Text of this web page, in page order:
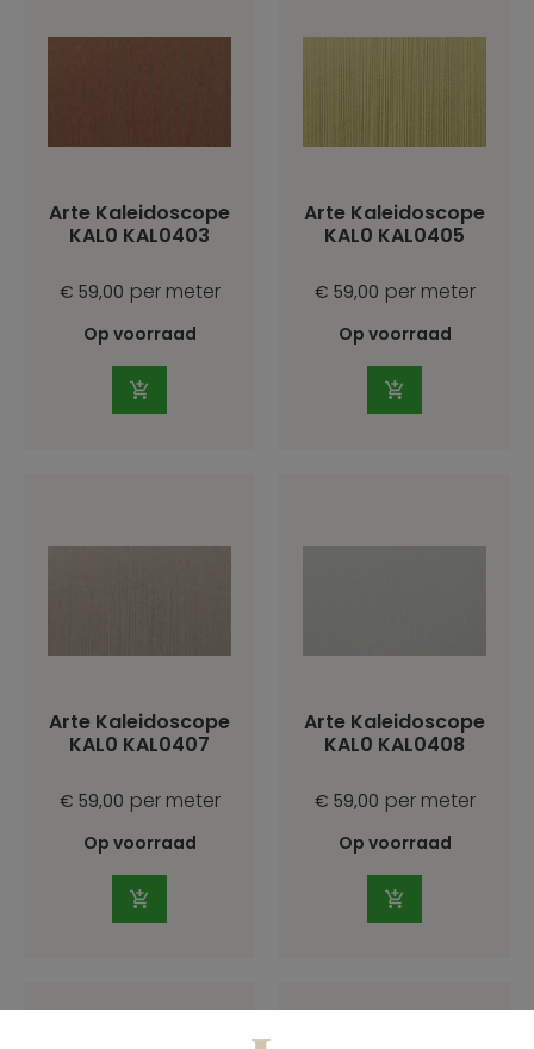
Arte Kaleidoscope
KAL0 KAL0403
€ 59,00 per meter
Op voorraad
Arte Kaleidoscope
KAL0 KAL0405
€ 59,00 per meter
Op voorraad
Arte Kaleidoscope
KAL0 KAL0407
€ 59,00 per meter
Op voorraad
Arte Kaleidoscope
KAL0 KAL0408
€ 59,00 per meter
Op voorraad